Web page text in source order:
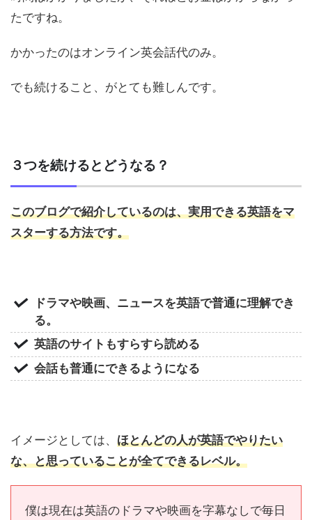
たですね。
かかったのはオンライン英会話代のみ。
でも続けること、がとても難しんです。
３つを続けるとどうなる？
このブログで紹介しているのは、実用できる英語をマ
スターする方法です。
ドラマや映画、ニュースを英語で普通に理解でき
る。
英語のサイトもすらすら読める
会話も普通にできるようになる
イメージとしては、 ほとんどの人が英語でやりたい
な、と思っていることが全てできるレベル。
僕は現在は英語のドラマや映画を字幕なしで毎日